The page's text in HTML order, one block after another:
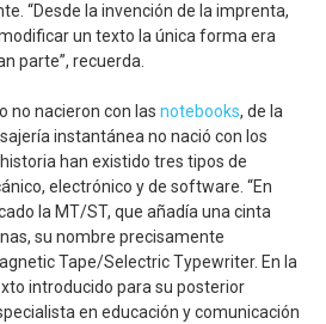
“Desde la invención de la imprenta,
un texto la única forma era
parte”, recuerda.
no nacieron con las notebooks, de la
instantánea no nació con los
han existido tres tipos de
electrónico y de software. “En
la MT/ST, que añadía una cinta
su nombre precisamente
Tape/Selectric Typewriter. En la
introducido para su posterior
en educación y comunicación